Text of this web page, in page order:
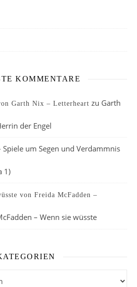
KOMMENTARE
Garth Nix – Letterheart zu Garth
der Engel
Spiele um Segen und Verdammnis
1)
von Freida McFadden –
– Wenn sie wüsste